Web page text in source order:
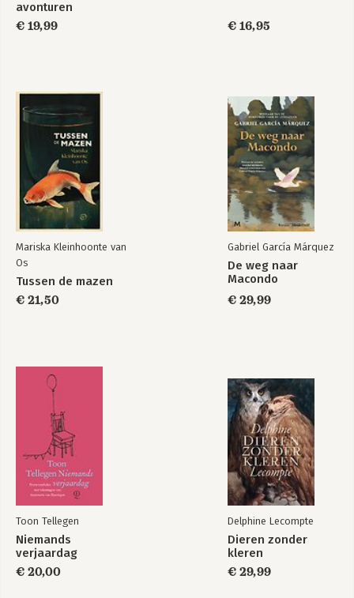
avonturen
€ 19,99
€ 16,95
Mariska Kleinhoonte van
Os
Tussen de mazen
€ 21,50
Gabriel García Márquez
De weg naar
Macondo
€ 29,99
Toon Tellegen
Niemands
verjaardag
€ 20,00
Delphine Lecompte
Dieren zonder
kleren
€ 29,99